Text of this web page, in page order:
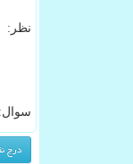
نظر:
سوال: